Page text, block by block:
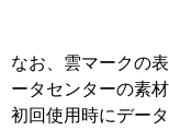
なお、雲マークの
ータセンターの素材
初回使用時にデー